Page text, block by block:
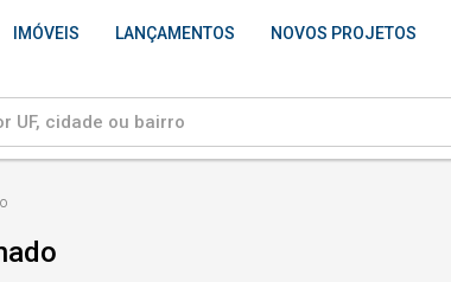
IMÓVEIS LANÇAMENTOS NOVOS PROJETOS